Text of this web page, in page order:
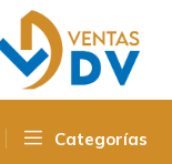
Categorías